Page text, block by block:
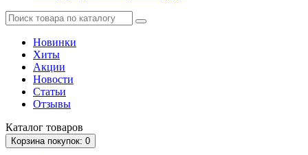
Новинки
Хиты
Акции
Новости
Статьи
Отзывы
Каталог товаров
Корзина покупок: 0